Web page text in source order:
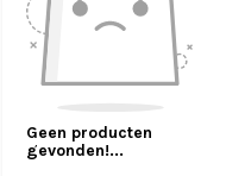
Geen producten
gevonden!...